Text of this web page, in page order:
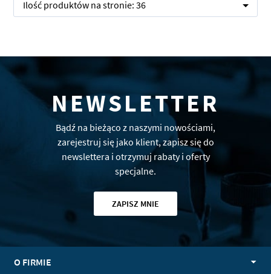
Ilość produktów na stronie: 36
NEWSLETTER
Bądź na bieżąco z naszymi nowościami,
zarejestruj się jako klient, zapisz się do
newslettera i otrzymuj rabaty i oferty
specjalne.
ZAPISZ MNIE
O FIRMIE